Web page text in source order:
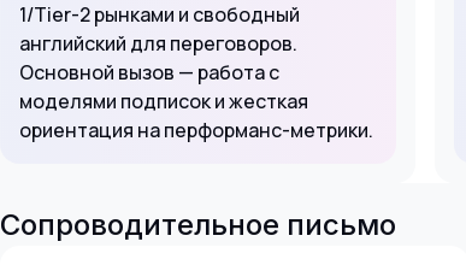
1/Tier-2 рынками и свободный
английский для переговоров.
Основной вызов — работа с
моделями подписок и жесткая
ориентация на перформанс-метрики.
Сопроводительное письмо